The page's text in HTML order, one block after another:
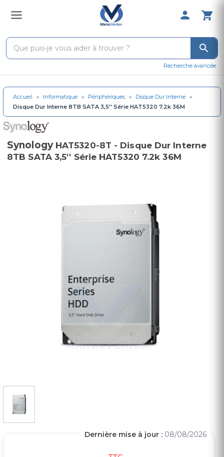
0 Produit
Recherche avancée
Accueil » Informatique » Périphériques » Disque Dur Interne »
Disque Dur Interne 8TB SATA 3,5'' Série HAT5320 7.2k 36M
Synology HAT5320-8T - Disque Dur Interne
8TB SATA 3,5'' Série HAT5320 7.2k 36M
Dernière mise à jour : 08/08/2026